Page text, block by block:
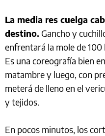
La media res cuelga
destino. Gancho y
enfrentará la mole de
Es una coreografía bien
matambre y luego, con
meterá de lleno en el
y tejidos.
En pocos minutos, los